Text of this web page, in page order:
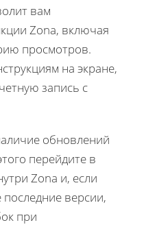
вам
Zona, включая
просмотров.
на экране,
запись с
обновлений
перейдите в
Zona и, если
последние версии,
при